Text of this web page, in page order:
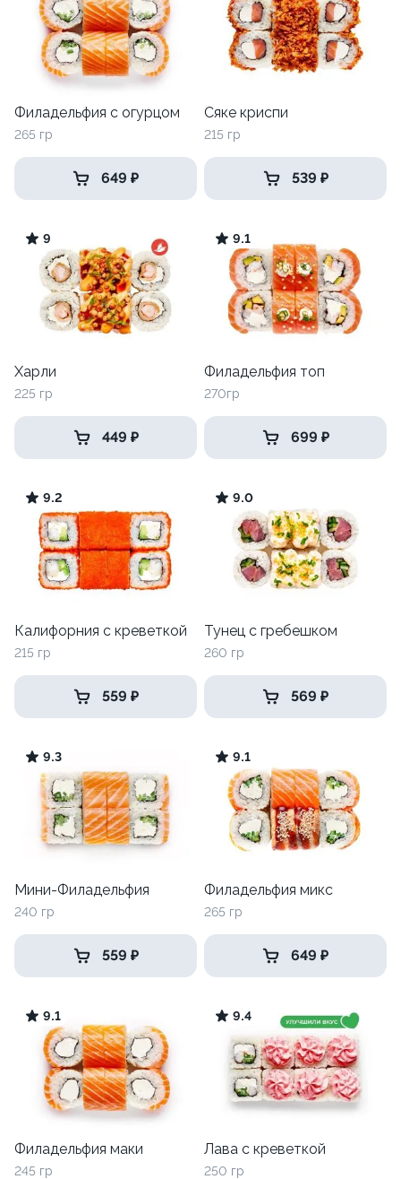
Филадельфия с огурцом
265 гр
649 ₽
Сяке криспи
215 гр
539 ₽
9
Харли
225 гр
449 ₽
9.1
Филадельфия топ
270гр
699 ₽
9.2
Калифорния с креветкой
215 гр
559 ₽
9.0
Тунец с гребешком
260 гр
569 ₽
9.3
Мини-Филадельфия
240 гр
559 ₽
9.1
Филадельфия микс
265 гр
649 ₽
9.1
Филадельфия маки
245 гр
9.4
Лава с креветкой
250 гр